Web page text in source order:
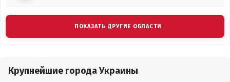
ПОКАЗАТЬ ДРУГИЕ ОБЛАСТИ
Крупнейшие города Украины